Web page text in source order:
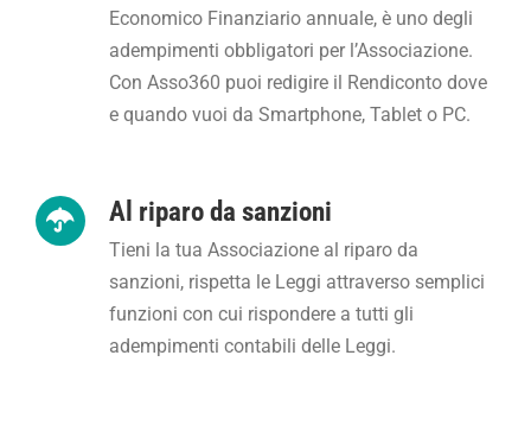
Economico Finanziario annuale, è uno degli
adempimenti obbligatori per l’Associazione.
Con Asso360 puoi redigire il Rendiconto dove
e quando vuoi da Smartphone, Tablet o PC.
Al riparo da sanzioni
Tieni la tua Associazione al riparo da
sanzioni, rispetta le Leggi attraverso semplici
funzioni con cui rispondere a tutti gli
adempimenti contabili delle Leggi.